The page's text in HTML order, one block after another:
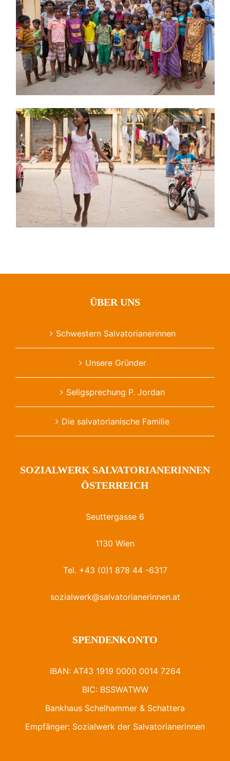
ÜBER UNS
Schwestern Salvatorianerinnen
Unsere Gründer
Seligsprechung P. Jordan
Die salvatorianische Familie
SOZIALWERK SALVATORIANERINNEN
ÖSTERREICH
Seuttergasse 6
1130 Wien
Tel. +43 (0)1 878 44 -6317
sozialwerk@salvatorianerinnen.at
SPENDENKONTO
IBAN: AT43 1919 0000 0014 7264
BIC: BSSWATWW
Bankhaus Schelhammer & Schattera
Empfänger: Sozialwerk der Salvatorianerinnen